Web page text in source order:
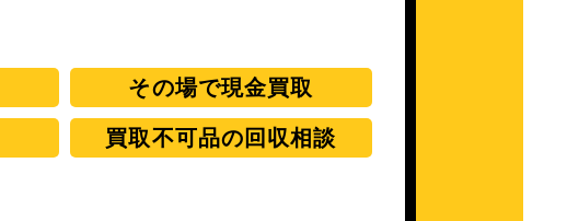
その場で現金買取
買取不可品の回収相談